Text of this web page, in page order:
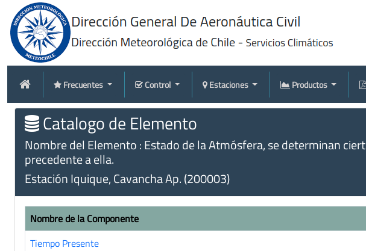
Frecuentes Control Estaciones Productos
Catalogo de Elemento
Nombre del Elemento : Estado de la Atmósfera, se determinan
precedente a ella.
Estación Iquique, Cavancha Ap. (200003)
Nombre de la Componente
Tiempo Presente